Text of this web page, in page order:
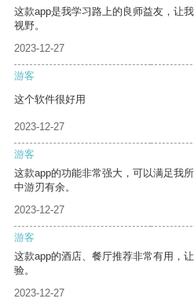
这款app是我学习路上的良师益友，让
视野。
2023-12-27
游客
这个软件很好用
2023-12-27
游客
这款app的功能非常强大，可以满足我
中游刃有余。
2023-12-27
游客
这款app的酒店、餐厅推荐非常有用，
验。
2023-12-27